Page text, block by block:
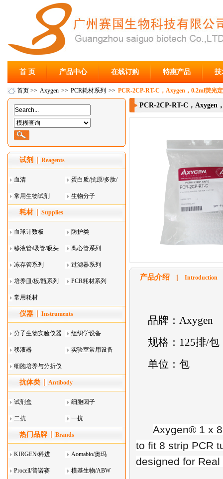
首 页 产品中心 在线订购 特惠产品 技
首页 >> Axygen >> PCR耗材系列 >> PCR-2CP-RT-C，Axygen，0.2ml荧光
试剂 Reagents
血清 蛋白质/抗原/多肽/
酶
常用生物试剂 生物分子
耗材 Supplies
血球计数板 防护类
移液管/吸管/吸头
系列
离心管系列
冻存管系列 过滤器系列
培养皿/板/瓶系列 PCR耗材系列
常用耗材
仪器 Instruments
分子生物实验仪器 组织学设备
移液器 实验室常用设备
细胞培养与分折仪
器叠
抗体类 Antibody
试剂盒 细胞因子
二抗 一抗
热门品牌 Brands
KIRGEN/科进 Aomabio/奥玛
Procell/普诺赛 模基生物/ABW
PCR-2CP-RT-C，Axygen
产品介绍 Introduction
品牌：Axygen
规格：125排/包
单位：包
Axygen® 1 x
to fit 8 strip PCR
designed for Real